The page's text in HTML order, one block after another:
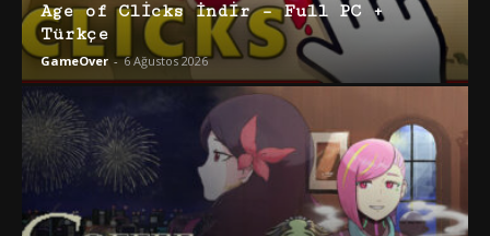
Age of Clicks İndir – Full PC +
Türkçe
GameOver - 6 Ağustos 2026